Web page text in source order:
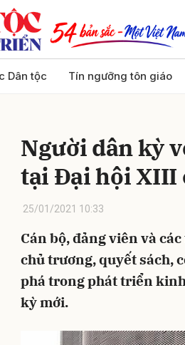
Dân tộc Tín ngưỡng tôn giáo
Người dân kỳ
tại Đại hội XIII
25/01/2021 10:33
Cán bộ, đảng viên và
chủ trương, quyết sách,
phá trong phát triển
kỳ mới.